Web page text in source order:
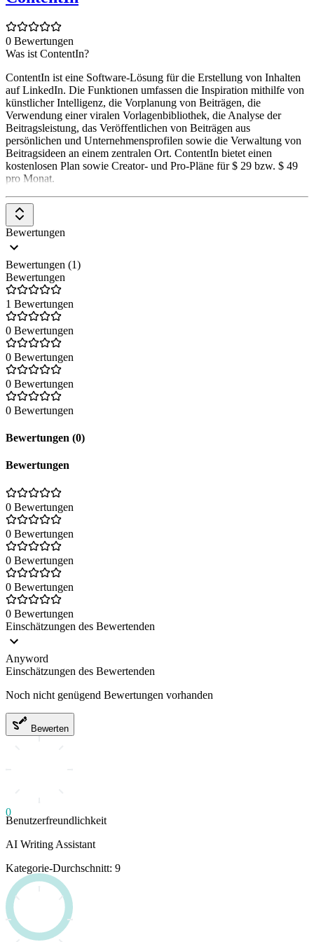
0 Bewertungen
Was ist ContentIn?
ContentIn ist eine Software-Lösung für die Erstellung von Inhalten
auf LinkedIn. Die Funktionen umfassen die Inspiration mithilfe von
künstlicher Intelligenz, die Vorplanung von Beiträgen, die
Verwendung einer viralen Vorlagenbibliothek, die Analyse der
Beitragsleistung, das Veröffentlichen von Beiträgen aus
persönlichen und Unternehmensprofilen sowie die Verwaltung von
Beitragsideen an einem zentralen Ort. ContentIn bietet einen
kostenlosen Plan sowie Creator- und Pro-Pläne für $ 29 bzw. $ 49
pro Monat.
Bewertungen
Bewertungen (1)
Bewertungen
1 Bewertungen
0 Bewertungen
0 Bewertungen
0 Bewertungen
0 Bewertungen
Bewertungen (0)
Bewertungen
0 Bewertungen
0 Bewertungen
0 Bewertungen
0 Bewertungen
0 Bewertungen
Einschätzungen des Bewertenden
Anyword
Einschätzungen des Bewertenden
Noch nicht genügend Bewertungen vorhanden
Bewerten
0
Benutzerfreundlichkeit
AI Writing Assistant
Kategorie-Durchschnitt: 9